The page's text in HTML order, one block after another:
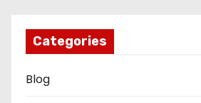
Categories
Blog